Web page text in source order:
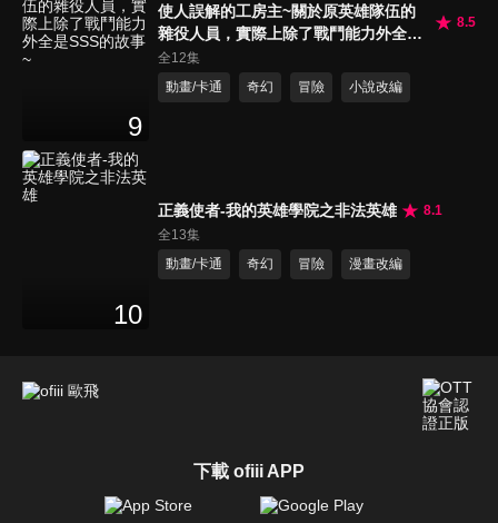
9
使人誤解的工房主~關於原英雄隊伍的
雜役人員，實際上除了戰鬥能力外全是
SSS的故事~
8.5
全12集
動畫/卡通
奇幻 冒險 小說改編
10
正義使者-我的英雄學院之非法英雄
8.1
全13集
動畫/卡通
奇幻 冒險 漫畫改編
下載 ofiii APP